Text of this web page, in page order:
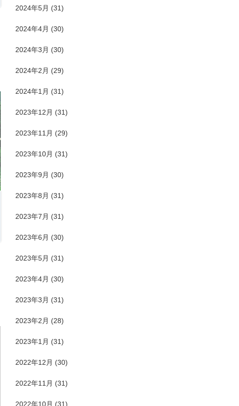
2024年5月 (31)
2024年4月 (30)
2024年3月 (30)
2024年2月 (29)
2024年1月 (31)
2023年12月 (31)
2023年11月 (29)
2023年10月 (31)
2023年9月 (30)
2023年8月 (31)
2023年7月 (31)
2023年6月 (30)
2023年5月 (31)
2023年4月 (30)
2023年3月 (31)
2023年2月 (28)
2023年1月 (31)
2022年12月 (30)
2022年11月 (31)
2022年10月 (31)